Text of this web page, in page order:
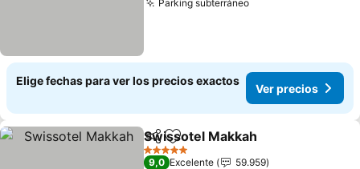
Parking subterráneoVer precios
Elige fechas para ver los precios exactos
Ver precios
CompartirAgregar a favoritos
Swissotel Makkah
5 Estrellas
9,0 Excelente
59.959